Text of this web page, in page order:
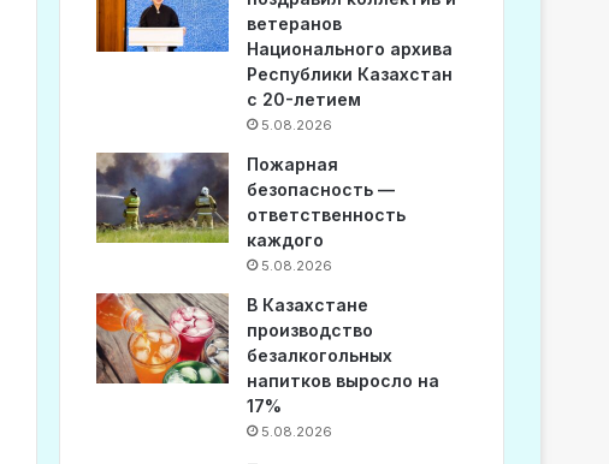
ветеранов
Национального архива
Республики Казахстан
с 20-летием
5.08.2026
Пожарная
безопасность —
ответственность
каждого
5.08.2026
В Казахстане
производство
безалкогольных
напитков выросло на
17%
5.08.2026